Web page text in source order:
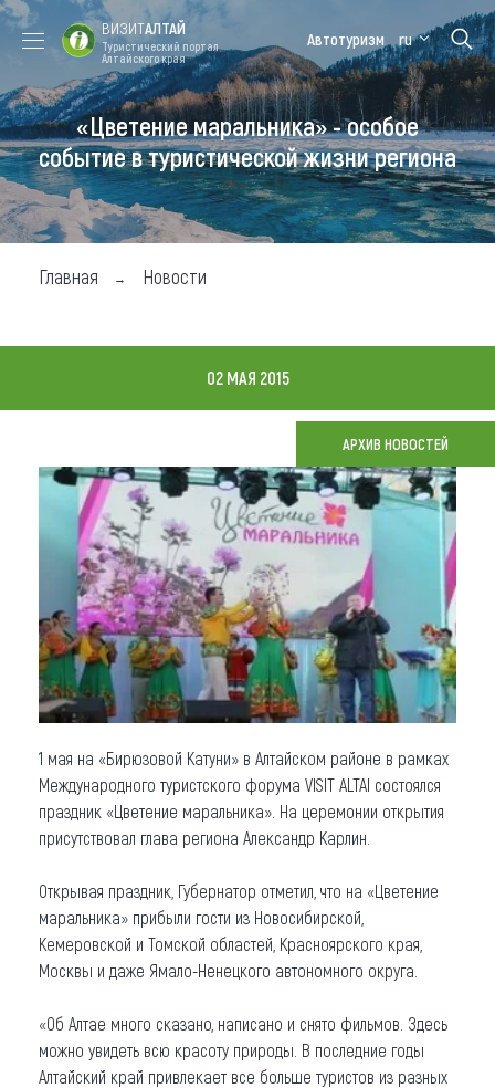
Форум VISIT
ALTAI
Цветение
маральника
Медицинский
форум
Алтайская
зимовка
Туры
Где побывать
Чем заняться
Где остановиться
Новости
Что привезти (сувениры)
О регионе
Коллекция впечатлений
Другие рубрики
ВИЗИТАЛТАЙ
Туристический портал
Алтайского края
Автотуризм ru
«Цветение маральника» - особое
событие в туристической жизни региона
Главная Новости
02 МАЯ 2015
АРХИВ НОВОСТЕЙ
1 мая на «Бирюзовой Катуни» в Алтайском районе в рамках
Международного туристского форума VISIT ALTAI состоялся
праздник «Цветение маральника». На церемонии открытия
присутствовал глава региона Александр Карлин.
Открывая праздник, Губернатор отметил, что на «Цветение
маральника» прибыли гости из Новосибирской,
Кемеровской и Томской областей, Красноярского края,
Москвы и даже Ямало-Ненецкого автономного округа.
«Об Алтае много сказано, написано и снято фильмов. Здесь
можно увидеть всю красоту природы. В последние годы
Алтайский край привлекает все больше туристов из разных